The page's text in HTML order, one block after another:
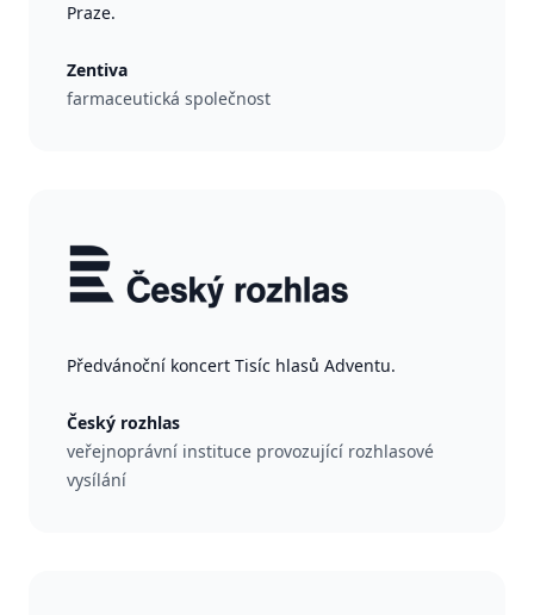
Praze.
Zentiva
farmaceutická společnost
Předvánoční koncert Tisíc hlasů Adventu.
Český rozhlas
veřejnoprávní instituce provozující rozhlasové
vysílání